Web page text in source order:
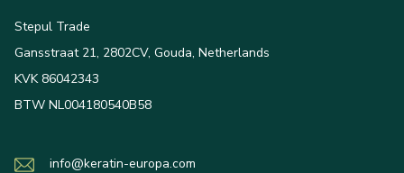
Stepul Trade
Gansstraat 21, 2802CV, Gouda, Netherlands
KVK 86042343
BTW NL004180540B58
info@keratin-europa.com